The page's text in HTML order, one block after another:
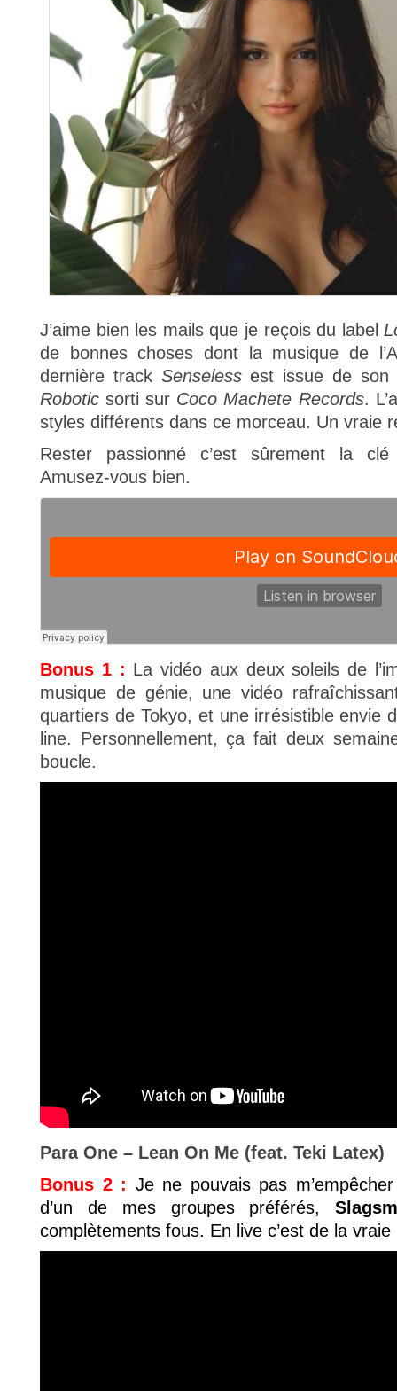
J’aime bien les mails que je reçois du label
de bonnes choses dont la musique de
dernière track Senselessest issue de son
Robotic sorti sur Coco Machete Records.
styles différents dans ce morceau. Un vraie
Rester passionné c’est sûrement la
Amusez-vous bien.
Bonus 1 : La vidéo aux deux soleils de
musique de génie, une vidéo
quartiers de Tokyo, et une irrésistible envie
line. Personnellement, ça fait deux
boucle.
Para One – Lean On Me (feat. Teki Latex)
Bonus 2 : Je ne pouvais pas
d’un de mes groupes préférés,
complètements fous. En live c’est de la vraie